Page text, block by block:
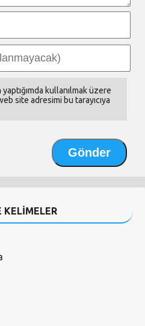
kullanılmak üzere
site adresimi bu tarayıcıya
KELİMELER